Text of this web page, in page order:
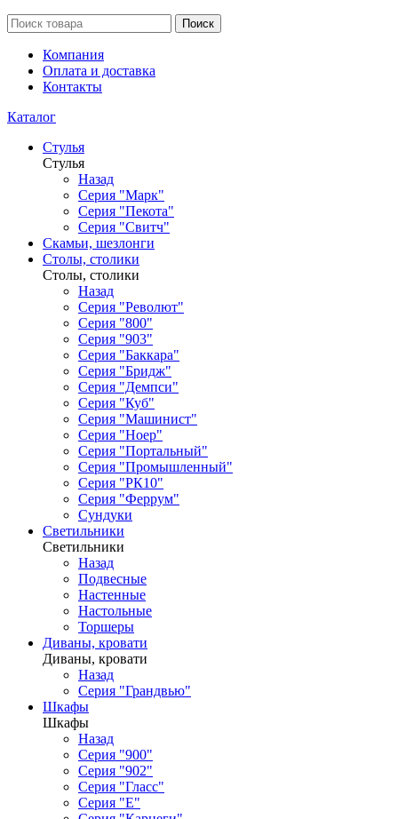
Поиск
Компания
Оплата и доставка
Контакты
Каталог
Стулья
Стулья
Назад
Серия "Марк"
Серия "Пекота"
Серия "Свитч"
Скамьи, шезлонги
Столы, столики
Столы, столики
Назад
Серия "Револют"
Серия "800"
Серия "903"
Серия "Баккара"
Серия "Бридж"
Серия "Демпси"
Серия "Куб"
Серия "Машинист"
Серия "Ноер"
Серия "Портальный"
Серия "Промышленный"
Серия "РК10"
Серия "Феррум"
Сундуки
Светильники
Светильники
Назад
Подвесные
Настенные
Настольные
Торшеры
Диваны, кровати
Диваны, кровати
Назад
Серия "Грандвью"
Шкафы
Шкафы
Назад
Серия "900"
Серия "902"
Серия "Гласс"
Серия "Е"